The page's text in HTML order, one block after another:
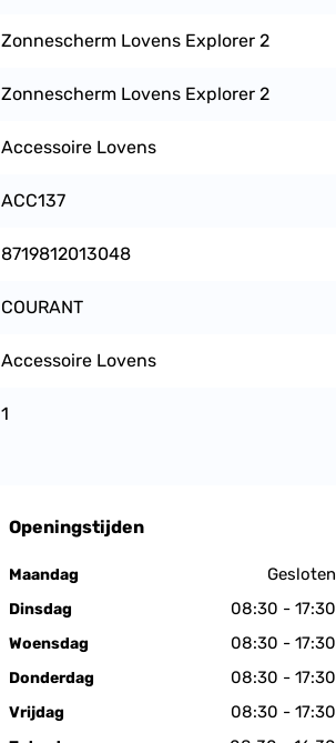
Zonnescherm Lovens Explorer 2
Zonnescherm Lovens Explorer 2
Accessoire Lovens
ACC137
8719812013048
COURANT
Accessoire Lovens
1
Openingstijden
Maandag Gesloten
Dinsdag 08:30 - 17:30
Woensdag 08:30 - 17:30
Donderdag 08:30 - 17:30
Vrijdag 08:30 - 17:30